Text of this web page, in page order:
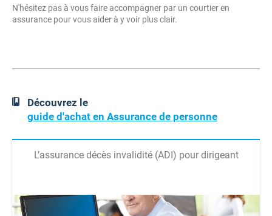
N'hésitez pas à vous faire accompagner par un courtier en
assurance pour vous aider à y voir plus clair.
Découvrez le
guide d'achat en Assurance de personne
L’assurance décès invalidité (ADI) pour dirigeant